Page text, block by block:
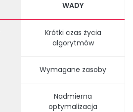
WADY
Krótki czas życia
algorytmów
Wymagane zasoby
Nadmierna
optymalizacja